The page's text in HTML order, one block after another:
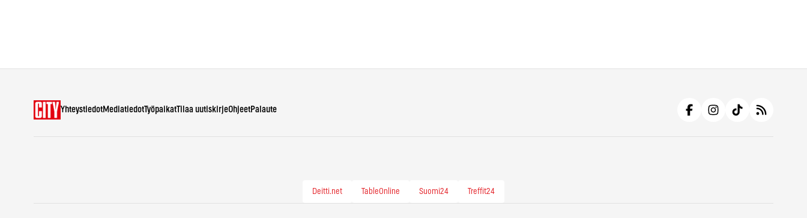
YhteystiedotMediatiedotTyöpaikatTilaa uutiskirjeOhjeetPalaute
Deitti.net TableOnline Suomi24 Treffit24